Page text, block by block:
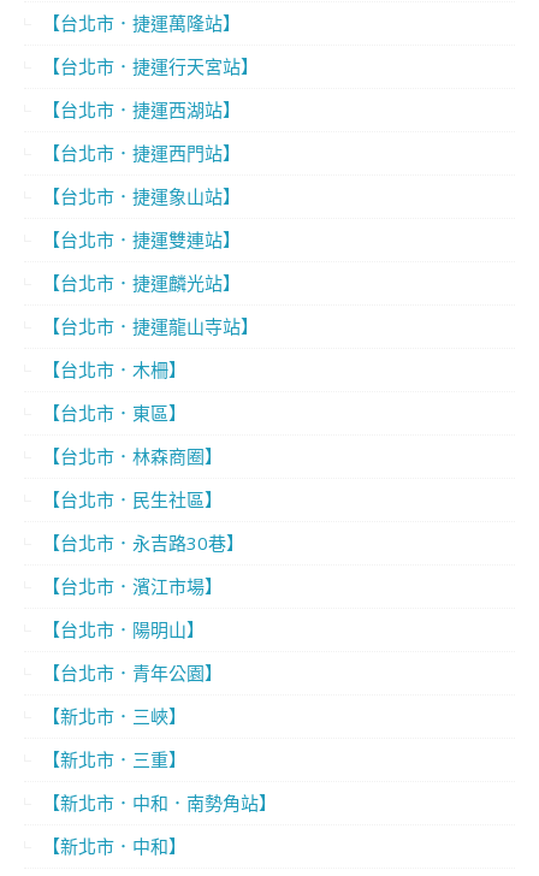
【台北市．捷運萬隆站】
【台北市．捷運行天宮站】
【台北市．捷運西湖站】
【台北市．捷運西門站】
【台北市．捷運象山站】
【台北市．捷運雙連站】
【台北市．捷運麟光站】
【台北市．捷運龍山寺站】
【台北市．木柵】
【台北市．東區】
【台北市．林森商圈】
【台北市．民生社區】
【台北市．永吉路30巷】
【台北市．濱江市場】
【台北市．陽明山】
【台北市．青年公園】
【新北市．三峽】
【新北市．三重】
【新北市．中和．南勢角站】
【新北市．中和】